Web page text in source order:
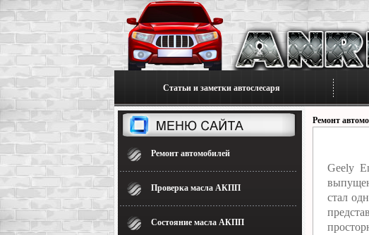
Статьи и заметки автослесаря
Ремонт автомобилей
Проверка масла АКПП
Состояние масла АКПП
Ремонт
Geely
стал